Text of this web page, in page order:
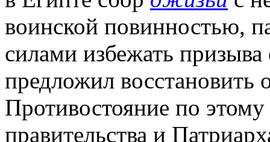
воинской повинностью,
силами избежать
предложил восстановить
Противостояние по
правительства и